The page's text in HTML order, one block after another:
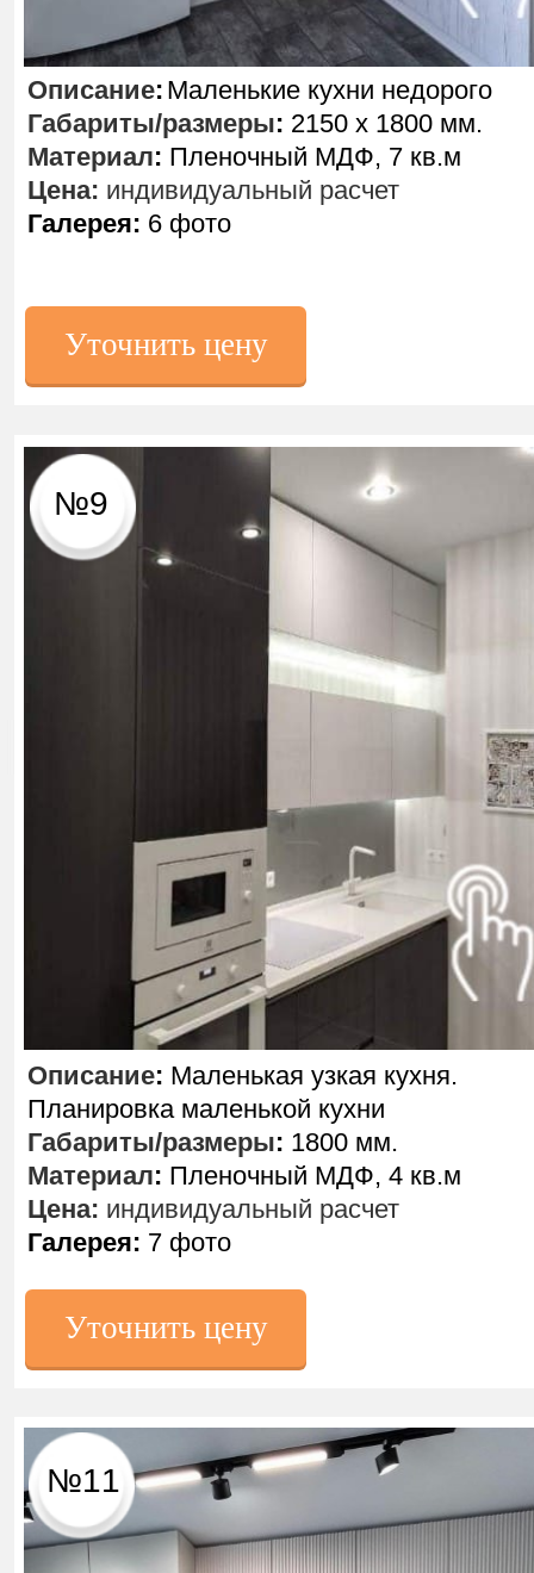
Маленькие кухни недорого
Уточнить цену
Описание:
Габариты/размеры: 2150 х 1800 мм.
Материал: Пленочный МДФ, 7 кв.м
Цена: индивидуальный расчет
Галерея: 6 фото
№11
№9
Описание: Маленькая узкая кухня.
Планировка маленькой кухни
Габариты/размеры: 1800 мм.
Материал: Пленочный МДФ, 4 кв.м
Цена: индивидуальный расчет
Галерея: 7 фото
Уточнить цену